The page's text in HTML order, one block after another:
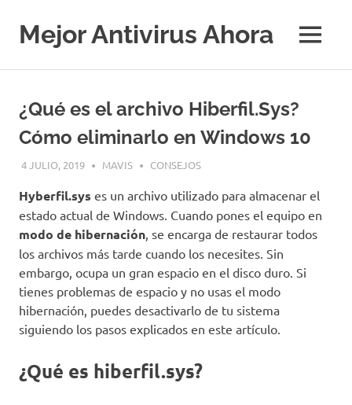
contenido
Mejor Antivirus Ahora MENÚ
¿Qué es el archivo Hiberfil.Sys?
Cómo eliminarlo en Windows 10
4 JULIO, 2019 MAVIS CONSEJOS
Hyberfil.sys es un archivo utilizado para almacenar el
estado actual de Windows. Cuando pones el equipo en
modo de hibernación , se encarga de restaurar todos
los archivos más tarde cuando los necesites. Sin
embargo, ocupa un gran espacio en el disco duro. Si
tienes problemas de espacio y no usas el modo
hibernación, puedes desactivarlo de tu sistema
siguiendo los pasos explicados en este artículo.
¿Qué es hiberfil.sys?